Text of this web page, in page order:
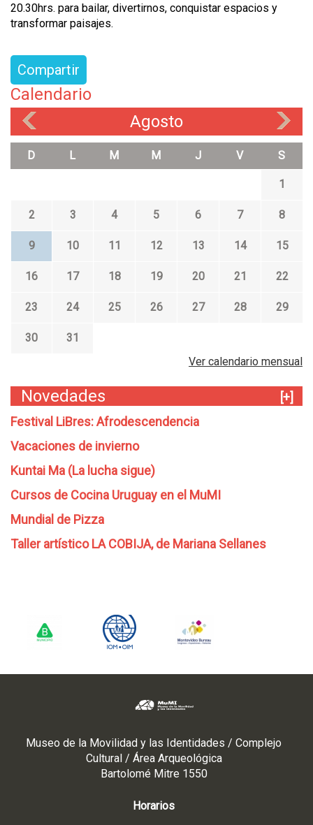
20.30hrs. para bailar, divertirnos, conquistar espacios y
transformar paisajes.
Compartir
Calendario
Agosto
D L M M J V S
1
2 3 4 5 6 7 8
9 10 11 12 13 14 15
16 17 18 19 20 21 22
23 24 25 26 27 28 29
30
31
Ver calendario mensual
Novedades
[+]
Festival LiBres: Afrodescendencia
Vacaciones de invierno
Kuntai Ma (La lucha sigue)
Cursos de Cocina Uruguay en el MuMI
Mundial de Pizza
Taller artístico LA COBIJA, de Mariana Sellanes
Museo de la Movilidad y las Identidades / Complejo
Cultural / Área Arqueológica
Bartolomé Mitre 1550
Horarios